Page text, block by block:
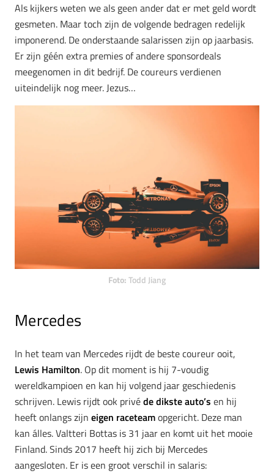
Als kijkers weten we als geen ander dat er met geld wordt
gesmeten. Maar toch zijn de volgende bedragen redelijk
imponerend. De onderstaande salarissen zijn op jaarbasis.
Er zijn géén extra premies of andere sponsordeals
meegenomen in dit bedrijf. De coureurs verdienen
uiteindelijk nog meer. Jezus…
Foto: Todd Jiang
Mercedes
In het team van Mercedes rijdt de beste coureur ooit,
Lewis Hamilton. Op dit moment is hij 7-voudig
wereldkampioen en kan hij volgend jaar geschiedenis
schrijven. Lewis rijdt ook privéde dikste auto’s en hij
heeft onlangs zijn eigen raceteamopgericht. Deze man
kan álles. Valtteri Bottas is 31 jaar en komt uit het mooie
Finland. Sinds 2017 heeft hij zich bij Mercedes
aangesloten. Er is een groot verschil in salaris: